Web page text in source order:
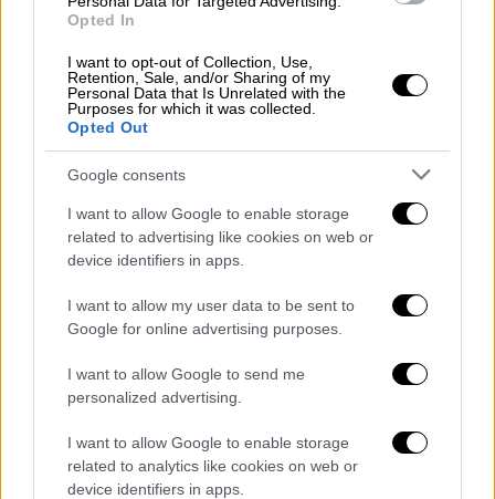
Opted In
I want to opt-out of Collection, Use,
Retention, Sale, and/or Sharing of my
Personal Data that Is Unrelated with the
Purposes for which it was collected.
Opted Out
Google consents
I want to allow Google to enable storage
related to advertising like cookies on web or
device identifiers in apps.
I want to allow my user data to be sent to
Google for online advertising purposes.
I want to allow Google to send me
personalized advertising.
I want to allow Google to enable storage
related to analytics like cookies on web or
device identifiers in apps.
λέγεται όλο αυτό; Μην πιστεύετε απολύτως
τίποτε εύκολα πλέον από όσα βλέπετε στο
διαδίκτυο. Πάντως το μίσος τους εναντίον
μου έχει ξεπεράσει κάθε όριο. Δεν λυγίζω,
συνεχίζω να κάνω την δουλειά μου».
Πήραν αυτό το εξώφυλλο,
προσέθεσαν ψηφιακά το σήμα μία
ελληνικής εφημερίδος «Το
Παρασκήνιο» αλλοιωμένο και
ψεύτικο. Το ανέβασαν στο
διαδίκτυο και άρχισαν να υβρίζουν
εμένα και την οικογένειά μου. Πώς
λέγεται όλο αυτό; Μήν πιστεύετε
όσα βλέπετε στο…
pic.twitter.com/mVyfCZevgs